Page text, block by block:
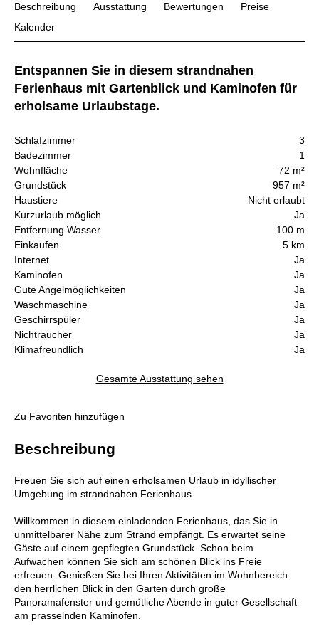
Beschreibung Ausstattung Bewertungen
Preise
Kalender
Entspannen Sie in diesem strandnahen
Ferienhaus mit Gartenblick und Kaminofen für
erholsame Urlaubstage.
Schlafzimmer
3
Badezimmer
1
Wohnfläche
72 m²
Grundstück
957 m²
Haustiere
Nicht erlaubt
Kurzurlaub möglich
Ja
Entfernung Wasser
100 m
Einkaufen
5 km
Internet
Ja
Kaminofen
Ja
Gute Angelmöglichkeiten
Ja
Waschmaschine
Ja
Geschirrspüler
Ja
Nichtraucher
Ja
Klimafreundlich
Ja
Gesamte Ausstattung sehen
Zu Favoriten hinzufügen
Beschreibung
Freuen Sie sich auf einen erholsamen Urlaub in idyllischer
Umgebung im strandnahen Ferienhaus.
Willkommen in diesem einladenden Ferienhaus, das Sie in
unmittelbarer Nähe zum Strand empfängt. Es erwartet seine
Gäste auf einem gepflegten Grundstück. Schon beim
Aufwachen können Sie sich am schönen Blick ins Freie
erfreuen. Genießen Sie bei Ihren Aktivitäten im Wohnbereich
den herrlichen Blick in den Garten durch große
Panoramafenster und gemütliche Abende in guter Gesellschaft
am prasselnden Kaminofen.